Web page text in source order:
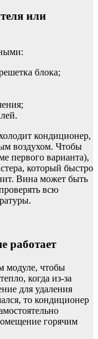
или
блока;
кондиционер,
воздухом. Чтобы
первого варианта),
который быстро
Вина может быть
всю
работает
модуле, чтобы
когда из-за
для удаления
то кондиционер
горячим